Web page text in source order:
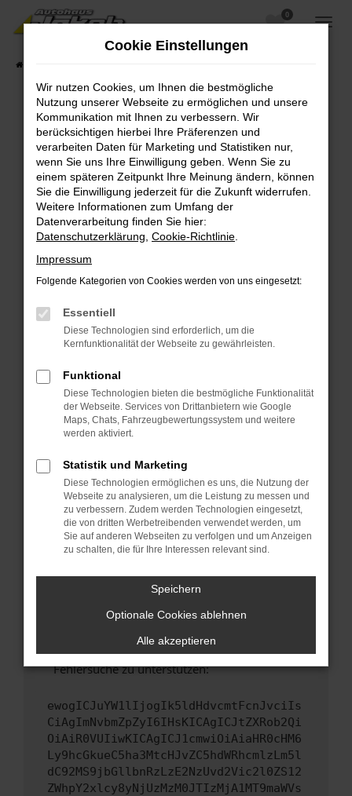
Zum
Hauptinhalt
0
Fehler: Network Error
Beim Laden ist ein Fehler aufgetreten.
Hier sind ein paar Tipps, die dir helfen können:
Überprüfe deine Firewall und deine
Internetverbindung.
Laden andere Webseiten, zum Beispiel deine
Suchmaschine?
Prüfe deine Browsererweiterungen.
Manche Erweiterungen, wie Werbeblocker,
können das Laden bestimmter Seiten
verhindern. Funktioniert die Seite in einem
Fenster?
Starte dein Gerät neu.
Das kann manchmal helfen, vorübergehende
Probleme zu beheben.
Betriebssystem auf dem neuesten Stand
sind.
Veraltete Software birgt nicht nur ein
Sicherheitsrisiko, sondern kann auch dazu
führen, dass bestimmte Funktionen nicht mehr
unterstützt werden.
Wende dich an den Webseitenbetreiber.
Wenn du alle oben genannten Schritte versucht
hast, kontaktiere uns bitte. Wir werden
versuchen, das Problem zu beheben. Du kannst
uns diesen Text schicken, um uns bei der
Fehlersuche zu unterstützen:
ewogICJuYW1lIjogIk5ldHdvcmtFcnJvciIs
CiAgImNvbmZpZyI6IHsKICAgICJtZXRob2Qi
OiAiR0VUIiwKICAgICJ1cmwiOiAiaHR0cHM6
Ly9hcGkueC5ha3MtcHJvZC5hdWRhcmlzLm5l
dC92MS9jbGllbnRzLzE2NzUvd2Vic2l0ZS12
ZWhpY2xlcy8yNjUzMzM0JTIzMjA1MT9maWVs
Cookie Einstellungen
Wir nutzen Cookies, um Ihnen die bestmögliche
Nutzung unserer Webseite zu ermöglichen und unsere
Kommunikation mit Ihnen zu verbessern. Wir
berücksichtigen hierbei Ihre Präferenzen und
verarbeiten Daten für Marketing und Statistiken nur,
wenn Sie uns Ihre Einwilligung geben. Wenn Sie zu
einem späteren Zeitpunkt Ihre Meinung ändern, können
Sie die Einwilligung jederzeit für die Zukunft widerrufen.
Weitere Informationen zum Umfang der
Datenverarbeitung finden Sie hier:
Datenschutzerklärung Cookie-Richtlinie
Impressum
Folgende Kategorien von Cookies werden von uns eingesetzt:
Essentiell
Diese Technologien sind erforderlich, um die
Kernfunktionalität der Webseite zu gewährleisten.
Funktional
Diese Technologien bieten die bestmögliche Funktionalität
der Webseite. Services von Drittanbietern wie Google
Maps, Chats, Fahrzeugbewertungssystem und weitere
werden aktiviert.
Statistik und Marketing
Diese Technologien ermöglichen es uns, die Nutzung der
Webseite zu analysieren, um die Leistung zu messen und
zu verbessern. Zudem werden Technologien eingesetzt,
die von dritten Werbetreibenden verwendet werden, um
Sie auf anderen Webseiten zu verfolgen und um Anzeigen
zu schalten, die für Ihre Interessen relevant sind.
Speichern
Optionale Cookies ablehnen
Alle akzeptieren